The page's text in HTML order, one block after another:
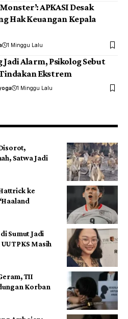
APKASI Desak
Hak Keuangan Kepala
1 Minggu Lalu
Jadi Alarm, Psikolog Sebut
Ekstrem
1 Minggu Lalu
Satwa Jadi
ke
Sumut Jadi
TPKS Masih
TII
Korban